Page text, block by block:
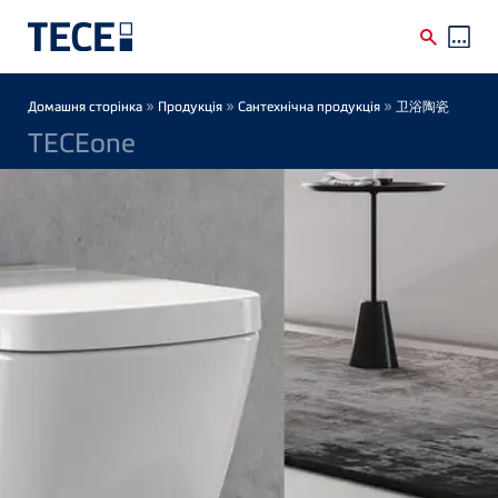
Breadcrumb
Домашня сторінка » Продукція » Сантехнічна продукція » 卫浴陶瓷
TECEone